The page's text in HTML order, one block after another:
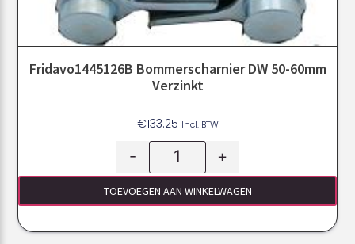
Fridavo1445126B Bommerscharnier DW 50-60mm
Verzinkt
€133.25 Incl. BTW
- +
TOEVOEGEN AAN WINKELWAGEN